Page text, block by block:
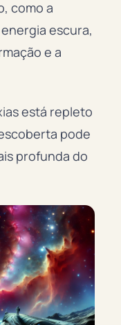
como a
escura,
e a
está repleto
pode
profunda do